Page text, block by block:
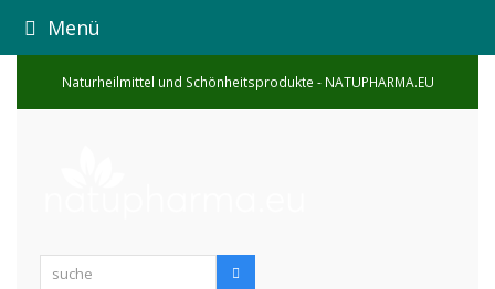
Menü
Naturheilmittel und Schönheitsprodukte - NATUPHARMA.EU
suche